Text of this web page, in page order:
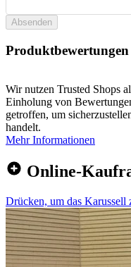
Absenden
Produktbewertungen
Wir nutzen Trusted Shops
Einholung von
getroffen, um
handelt.
Mehr Informationen
Online-
Drücken, um das Karussell